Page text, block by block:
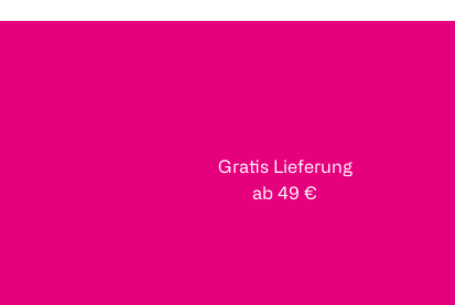
Gratis Lieferung
ab 49 €